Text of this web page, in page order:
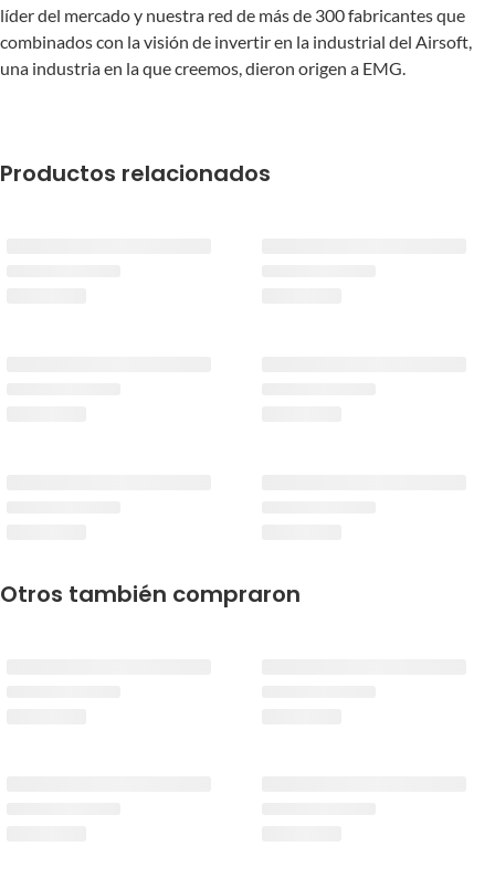
líder del mercado y nuestra red de más de 300 fabricantes que
combinados con la visión de invertir en la industrial del Airsoft,
una industria en la que creemos, dieron origen a EMG.
Productos relacionados
Otros también compraron